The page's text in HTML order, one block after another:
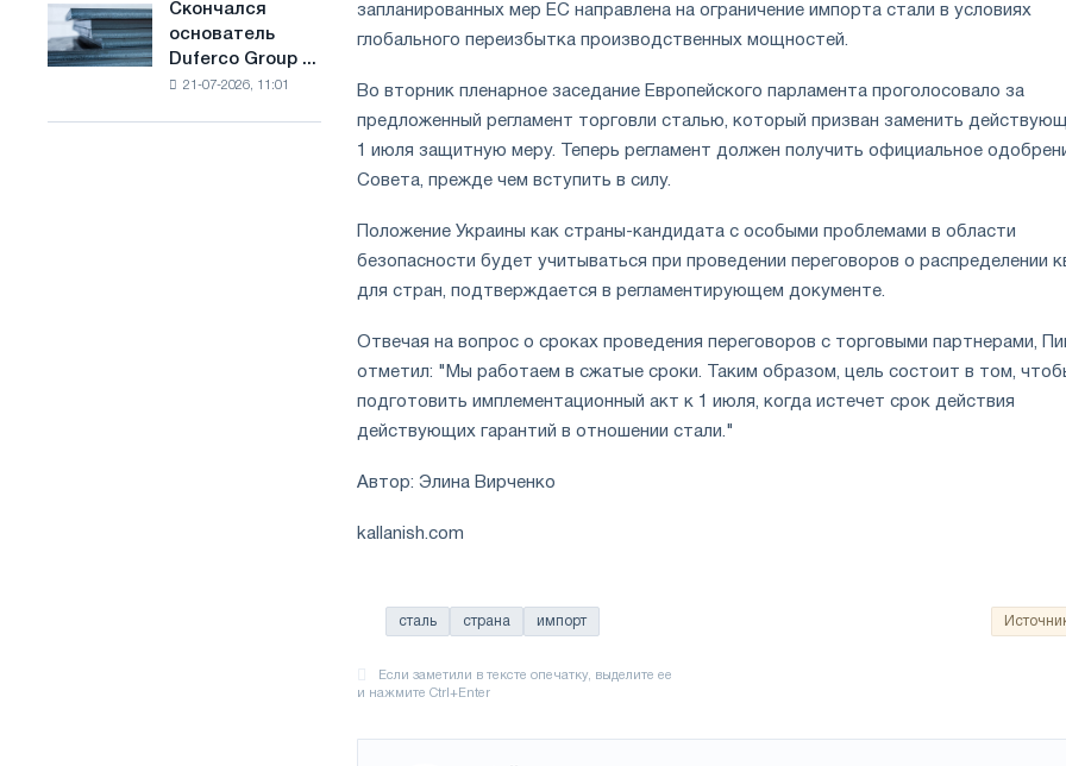
втором
полугодии
мерам
Скончался
основатель
Duferco
Скончался
основатель
Duferco Group ...
21-07-2026, 11:01
запланированных мер ЕС направлена на ограничение импорта стали в условиях
глобального переизбытка производственных мощностей.
Во вторник пленарное заседание Европейского парламента проголосовало за
предложенный регламент торговли сталью, который призван заменить
1 июля защитную меру. Теперь регламент должен получить официальное
Совета, прежде чем вступить в силу.
Положение Украины как страны-кандидата с особыми проблемами в области
безопасности будет учитываться при проведении переговоров о распределении
для стран, подтверждается в регламентирующем документе.
Отвечая на вопрос о сроках проведения переговоров с торговыми партнерами,
отметил: "Мы работаем в сжатые сроки. Таким образом, цель состоит в том,
подготовить имплементационный акт к 1 июля, когда истечет срок действия
действующих гарантий в отношении стали."
Автор: Элина Вирченко
kallanish.com
сталь страна импорт